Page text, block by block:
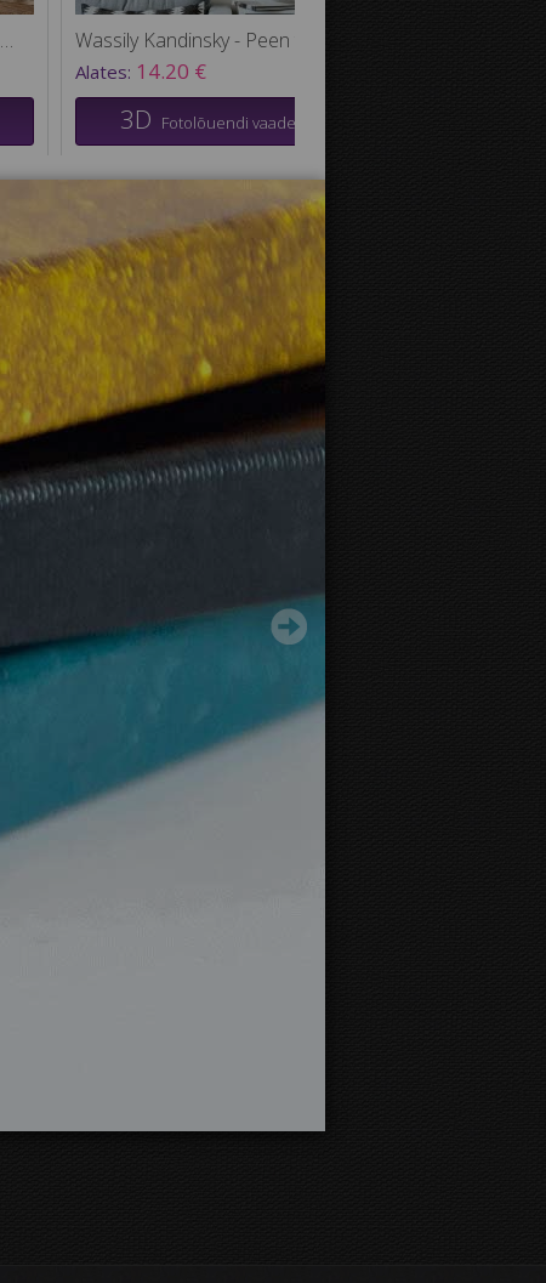
Wassily Kandinsky - Kompositsioon VIII
Alates: 14.20 €
3D Fotolõuendi vaade